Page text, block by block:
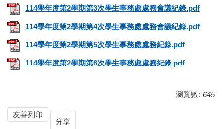
114學年度第2學期第3次學生事務處處務會議紀錄.pdf
114學年度第2學期第4次學生事務處處務會議紀錄.pdf
114學年度第2學期第5次學生事務處處務紀錄.pdf
114學年度第2學期第6次學生事務處處務紀錄.pdf
瀏覽數: 645
友善列印
分享